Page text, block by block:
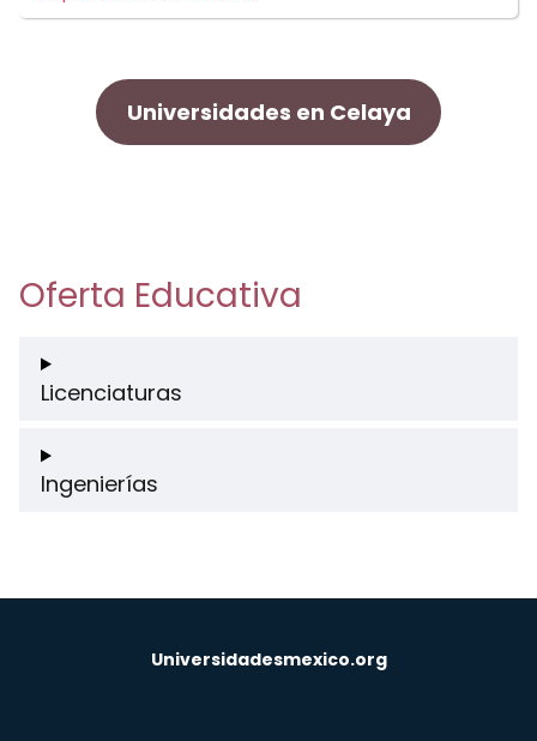
Universidades en Celaya
Oferta Educativa
Licenciaturas
Ingenierías
Universidadesmexico.org